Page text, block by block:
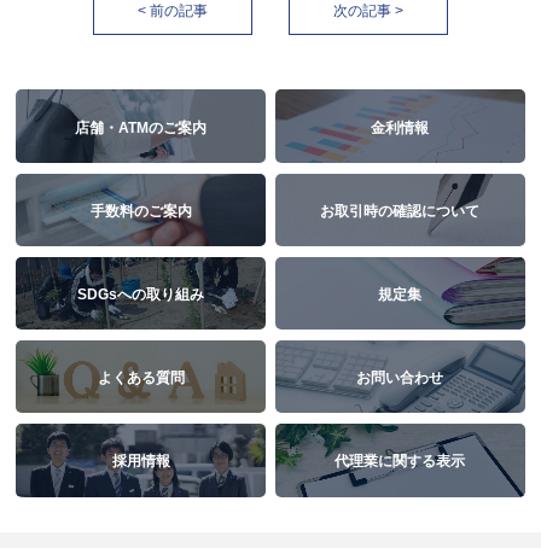
< 前の記事 次の記事 >
店舗・ATMのご案内 金利情報
手数料のご案内 お取引時の確認について
SDGsへの取り組み 規定集
よくある質問 お問い合わせ
採用情報 代理業に関する表示